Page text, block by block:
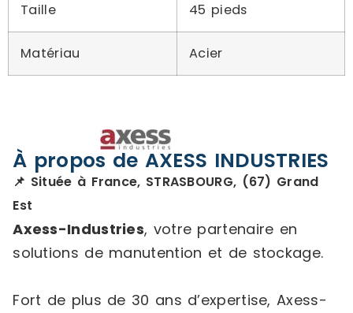
Taille 45 pieds
Matériau Acier
À propos de AXESS INDUSTRIES
📌 Située à France, STRASBOURG, (67) Grand
Est
Axess-Industries, votre partenaire en
solutions de manutention et de stockage.
Fort de plus de 30 ans d’expertise, Axess-